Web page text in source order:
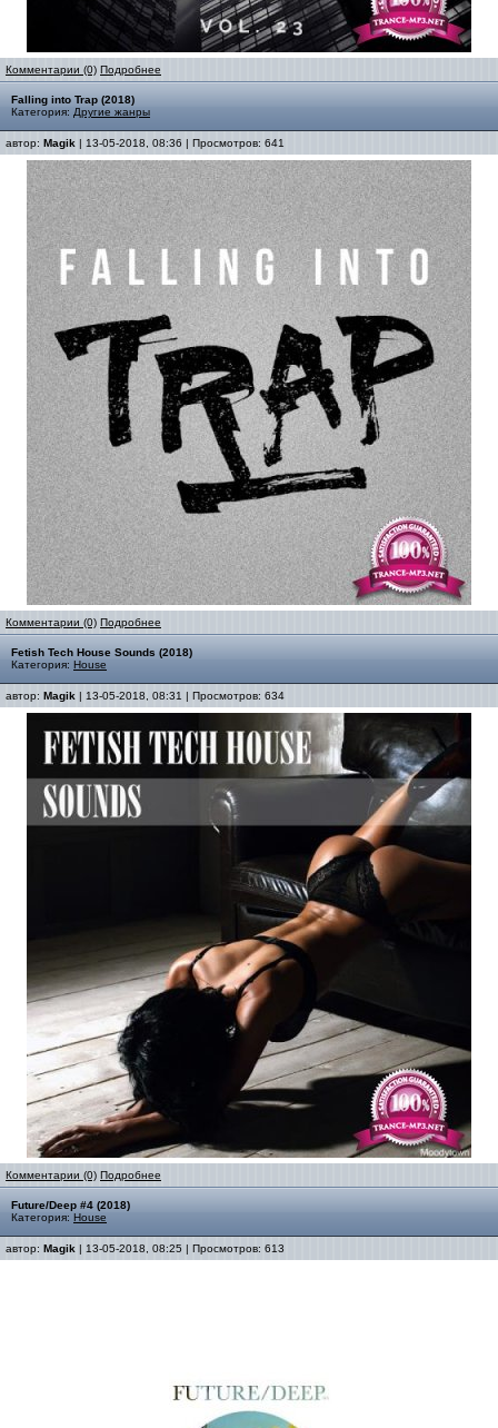
Комментарии (0) Подробнее
Falling into Trap (2018)
Категория: Другие жанры
автор: Magik | 13-05-2018, 08:36 | Просмотров: 641
Комментарии (0) Подробнее
Fetish Tech House Sounds (2018)
Категория: House
автор: Magik | 13-05-2018, 08:31 | Просмотров: 634
Комментарии (0) Подробнее
Future/Deep #4 (2018)
Категория: House
автор: Magik | 13-05-2018, 08:25 | Просмотров: 613